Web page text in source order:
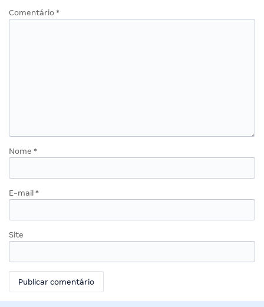
Comentário *
Nome *
E-mail *
Site